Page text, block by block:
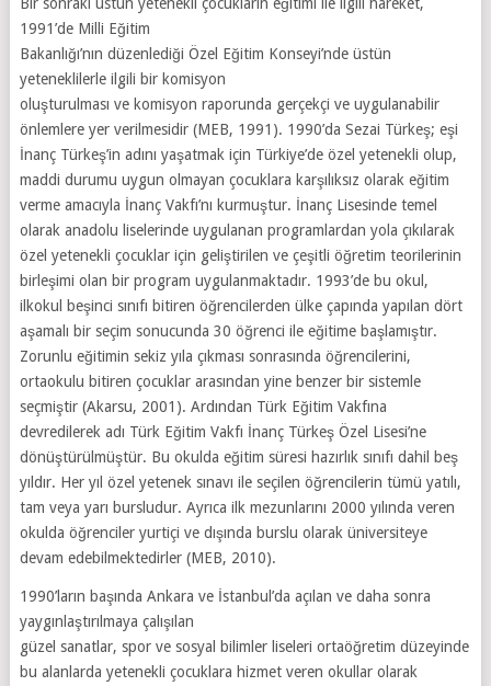
1991’de Milli Eğitim
Bakanlığı’nın düzenlediği Özel Eğitim Konseyi’nde üstün
yeteneklilerle ilgili bir komisyon
oluşturulması ve komisyon raporunda gerçekçi ve uygulanabilir
önlemlere yer verilmesidir (MEB, 1991). 1990’da Sezai Türkeş; eşi
İnanç Türkeş’in adını yaşatmak için Türkiye’de özel yetenekli olup,
maddi durumu uygun olmayan çocuklara karşılıksız olarak eğitim
verme amacıyla İnanç Vakfı’nı kurmuştur. İnanç Lisesinde temel
olarak anadolu liselerinde uygulanan programlardan yola çıkılarak
özel yetenekli çocuklar için geliştirilen ve çeşitli öğretim teorilerinin
birleşimi olan bir program uygulanmaktadır. 1993’de bu okul,
ilkokul beşinci sınıfı bitiren öğrencilerden ülke çapında yapılan dört
aşamalı bir seçim sonucunda 30 öğrenci ile eğitime başlamıştır.
Zorunlu eğitimin sekiz yıla çıkması sonrasında öğrencilerini,
ortaokulu bitiren çocuklar arasından yine benzer bir sistemle
seçmiştir (Akarsu, 2001). Ardından Türk Eğitim Vakfına
devredilerek adı Türk Eğitim Vakfı İnanç Türkeş Özel Lisesi’ne
dönüştürülmüştür. Bu okulda eğitim süresi hazırlık sınıfı dahil beş
yıldır. Her yıl özel yetenek sınavı ile seçilen öğrencilerin tümü yatılı,
tam veya yarı bursludur. Ayrıca ilk mezunlarını 2000 yılında veren
okulda öğrenciler yurtiçi ve dışında burslu olarak üniversiteye
devam edebilmektedirler (MEB, 2010).
1990’ların başında Ankara ve İstanbul’da açılan ve daha sonra
yaygınlaştırılmaya çalışılan
güzel sanatlar, spor ve sosyal bilimler liseleri ortaöğretim düzeyinde
bu alanlarda yetenekli çocuklara hizmet veren okullar olarak